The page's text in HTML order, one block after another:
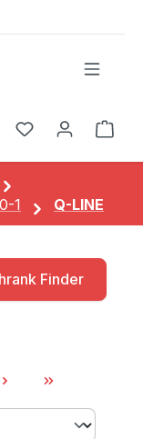
Du hast 0
1
Q-LINE
Finder